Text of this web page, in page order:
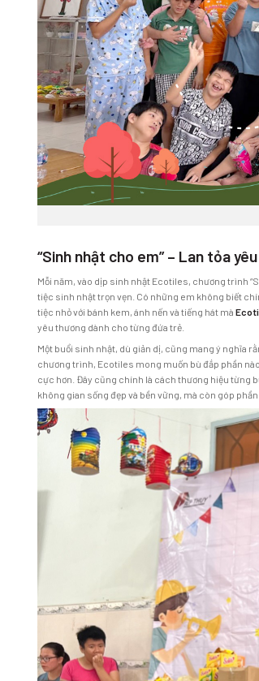
“Sinh nhật cho em” – Lan tỏa
Mỗi năm, vào dịp sinh nhật Ecotiles, chương trình
tiệc sinh nhật trọn vẹn. Có những em không biết
tiệc nhỏ với bánh kem, ánh nến và tiếng hát mà
yêu thương dành cho từng đứa trẻ.
Một buổi sinh nhật, dù giản dị, cũng mang ý nghĩa
chương trình, Ecotiles mong muốn bù đắp phần
cực hơn. Đây cũng chính là cách thương hiệu từng
không gian sống đẹp và bền vững, mà còn góp